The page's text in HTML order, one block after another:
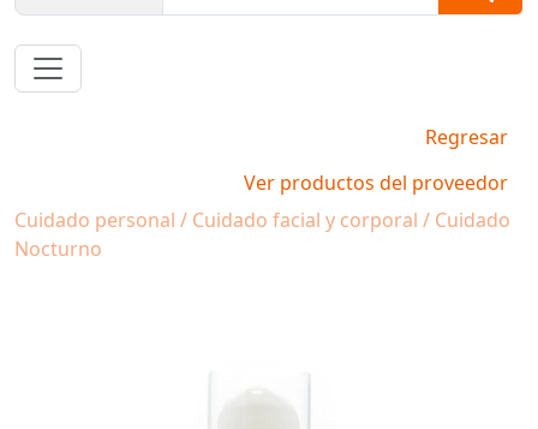
Regresar
Ver productos del proveedor
Cuidado personal / Cuidado facial y corporal / Cuidado
Nocturno